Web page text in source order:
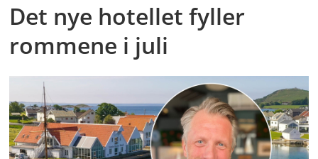
Det nye hotellet fyller
rommene i juli